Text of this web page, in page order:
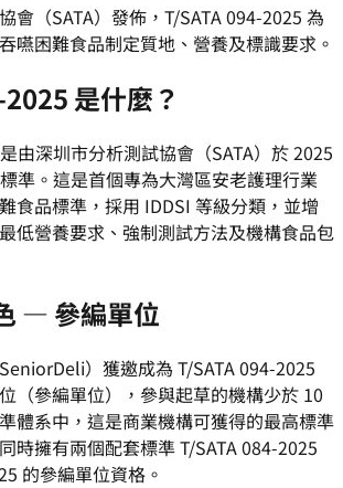
會（SATA）發佈，T/SATA 094-2025 為
嚥困難食品制定質地、營養及標識要求。
是什麼？
由深圳市分析測試協會（SATA）於 2025
準。這是首個專為大灣區安老護理行業
食品標準，採用 IDDSI 等級分類，並增
低營養要求、強制測試方法及機構食品包
— 參編單位
）獲邀成為 T/SATA 094-2025
（參編單位），參與起草的機構少於 10
體系中，這是商業機構可獲得的最高標準
時擁有兩個配套標準 T/SATA 084-2025
的參編單位資格。